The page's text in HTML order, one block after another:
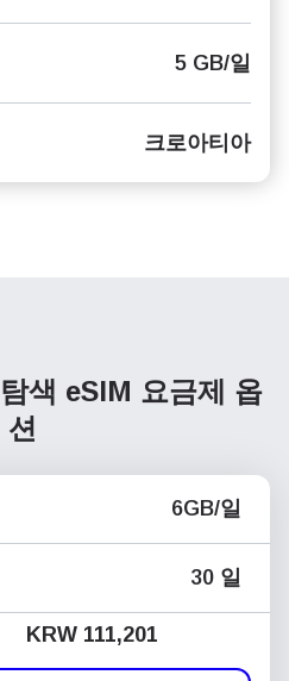
5 GB/일
크로아티아
색 eSIM 요금제 옵
션
6GB/일
30 일
KRW 111,201